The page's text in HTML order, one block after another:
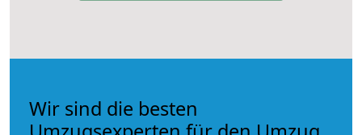
Wir sind die besten